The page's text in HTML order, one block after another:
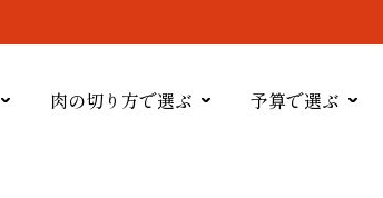
肉の切り方で選ぶ 予算で選ぶ